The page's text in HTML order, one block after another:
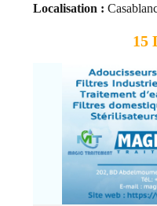
Localisation :
15